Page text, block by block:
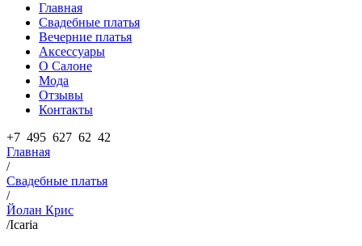
Главная
Свадебные платья
Вечерние платья
Аксессуары
О Салоне
Мода
Отзывы
Контакты
+7 495 627 62 42
Главная
/
Свадебные платья
/
Йолан Крис
/Icaria